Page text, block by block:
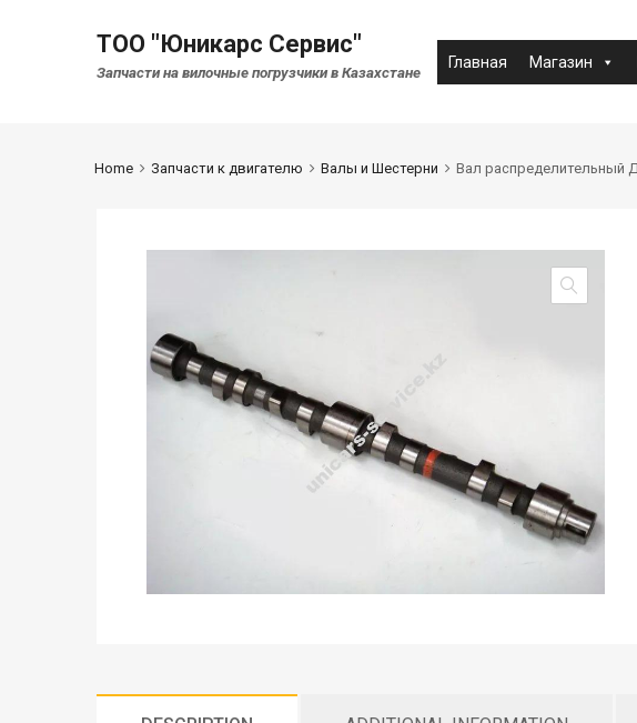
ТОО "Юникарс Сервис"
Запчасти на вилочные погрузчики в Казахстане
Главная Магазин
Home Запчасти к двигателю Валы и Шестерни Вал распределительный